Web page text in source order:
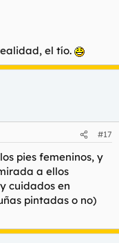
el tío.
#17
pies femeninos, y
a ellos
cuidados en
pintadas o no)